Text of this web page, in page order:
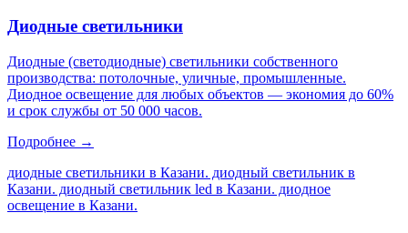
Диодные светильники
Диодные (светодиодные) светильники собственного
производства: потолочные, уличные, промышленные.
Диодное освещение для любых объектов — экономия до 60%
и срок службы от 50 000 часов.
Подробнее →
диодные светильники в Казани. диодный светильник в
Казани. диодный светильник led в Казани. диодное
освещение в Казани.